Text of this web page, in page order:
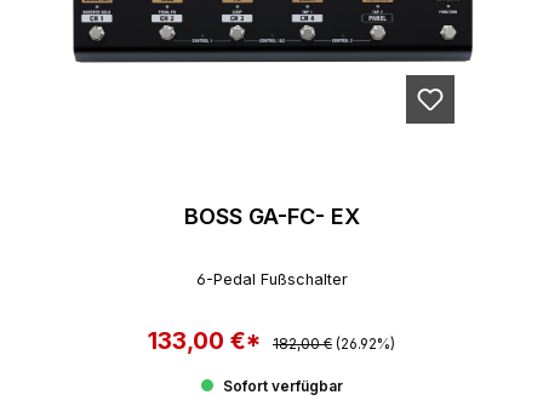
BOSS GA-FC- EX
6-Pedal Fußschalter
Verkaufspreis:
133,00 €* Regulärer Preis:
182,00 € (26.92%)
Sofort verfügbar